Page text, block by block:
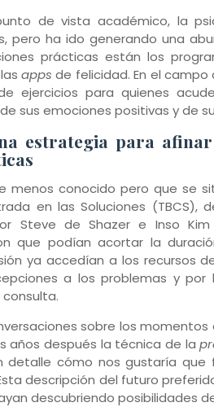
de vista académico, la
pero ha ido generando una
prácticas están los
apps de felicidad. En el
ejercicios para quienes
sus emociones positivas y de
estrategia para
menos conocido pero que se
en las Soluciones (TBCS),
Steve de Shazer e Inso
que podían acortar la
ya accedían a los recursos
a los problemas y
sobre los
años después la técnica de la
detalle cómo nos gustaría que
descripción del futuro
descubriendo posibilidades